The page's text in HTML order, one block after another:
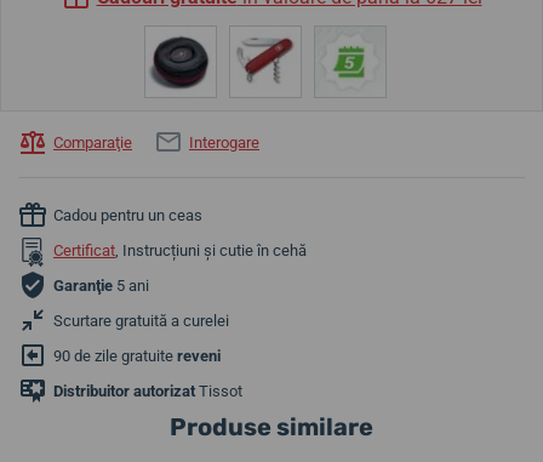
Comparaţie Interogare
Cadou pentru un ceas
Certificat, Instrucțiuni și cutie în cehă
Garanţie 5 ani
Scurtare gratuită a curelei
90 de zile gratuite reveni
Distribuitor autorizat Tissot
Produse similare